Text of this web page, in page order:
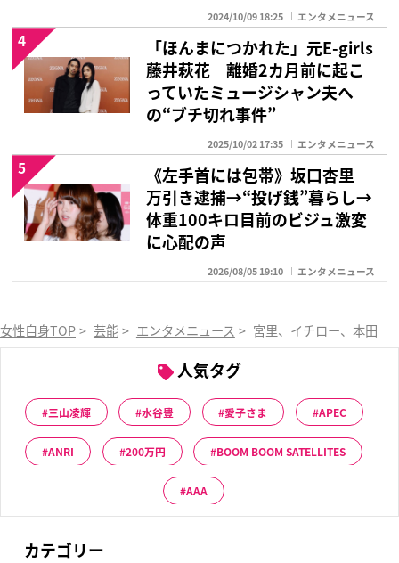
2024/10/09 18:25 エンタメニュース
「ほんまにつかれた」元E-girls
藤井萩花 離婚2カ月前に起こ
っていたミュージシャン夫へ
の“ブチ切れ事件”
2025/10/02 17:35 エンタメニュース
4
《左手首には包帯》坂口杏里
万引き逮捕→“投げ銭”暮らし→
体重100キロ目前のビジュ激変
に心配の声
2026/08/05 19:10 エンタメニュース
5
女性自身TOP > 芸能 > エンタメニュース > 宮里、イチロー、本田…
人気タグ
三山凌輝 水谷豊 愛子さま APEC
ANRI 200万円 BOOM BOOM SATELLITES
AAA
カテゴリー